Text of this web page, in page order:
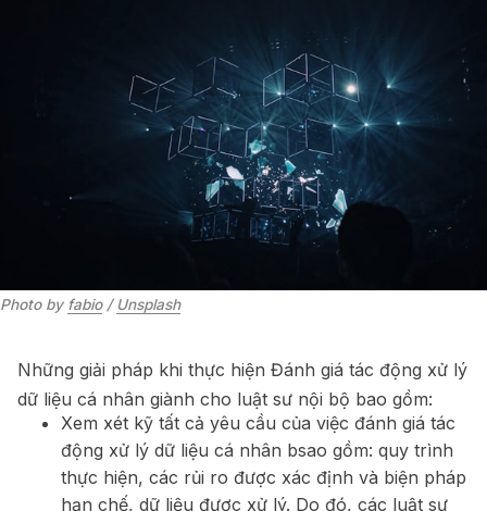
Photo by fabio / Unsplash
Những giải pháp khi thực hiện Đánh giá tác động xử lý
dữ liệu cá nhân giành cho luật sư nội bộ bao gồm:
Xem xét kỹ tất cả yêu cầu của việc đánh giá tác
động xử lý dữ liệu cá nhân bsao gồm: quy trình
thực hiện, các rủi ro được xác định và biện pháp
hạn chế, dữ liệu được xử lý. Do đó, các luật sư